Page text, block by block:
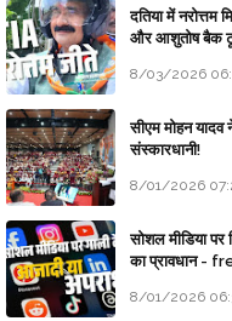
दतिया में नरोत्तम
और आशुतोष बैक
8/03/2026
सीएम मोहन यादव
संस्कारधानी!
8/01/2026
सोशल मीडिया
का प्रावधान -
8/01/2026